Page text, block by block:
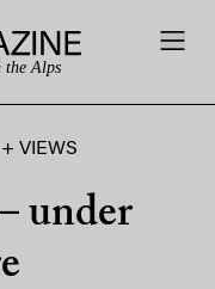
the Alps
VIEWS
under